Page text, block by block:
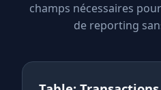
champs nécessaires
de reporting